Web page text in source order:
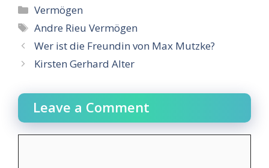
Categories
Vermögen
Tags
Andre Rieu Vermögen
Wer ist die Freundin von Max Mutzke?
Kirsten Gerhard Alter
Leave a Comment